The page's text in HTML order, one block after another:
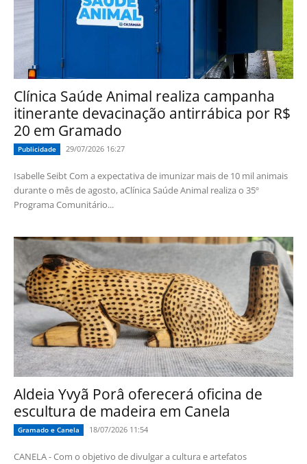
Clínica Saúde Animal realiza campanha
itinerante devacinação antirrábica por R$
20 em Gramado
Publicidade 29/07/2026 16:27
Isabelle Seibt Com a expectativa de imunizar mais de 10 mil animais
durante o mês de agosto, aClínica Saúde Animal realiza o 35º
Programa Comunitário...
Aldeia Yvyã Porâ oferecerá oficina de
escultura de madeira em Canela
Gramado e Canela 18/07/2026 11:54
CANELA - Com o objetivo de divulgar a cultura e artefatos